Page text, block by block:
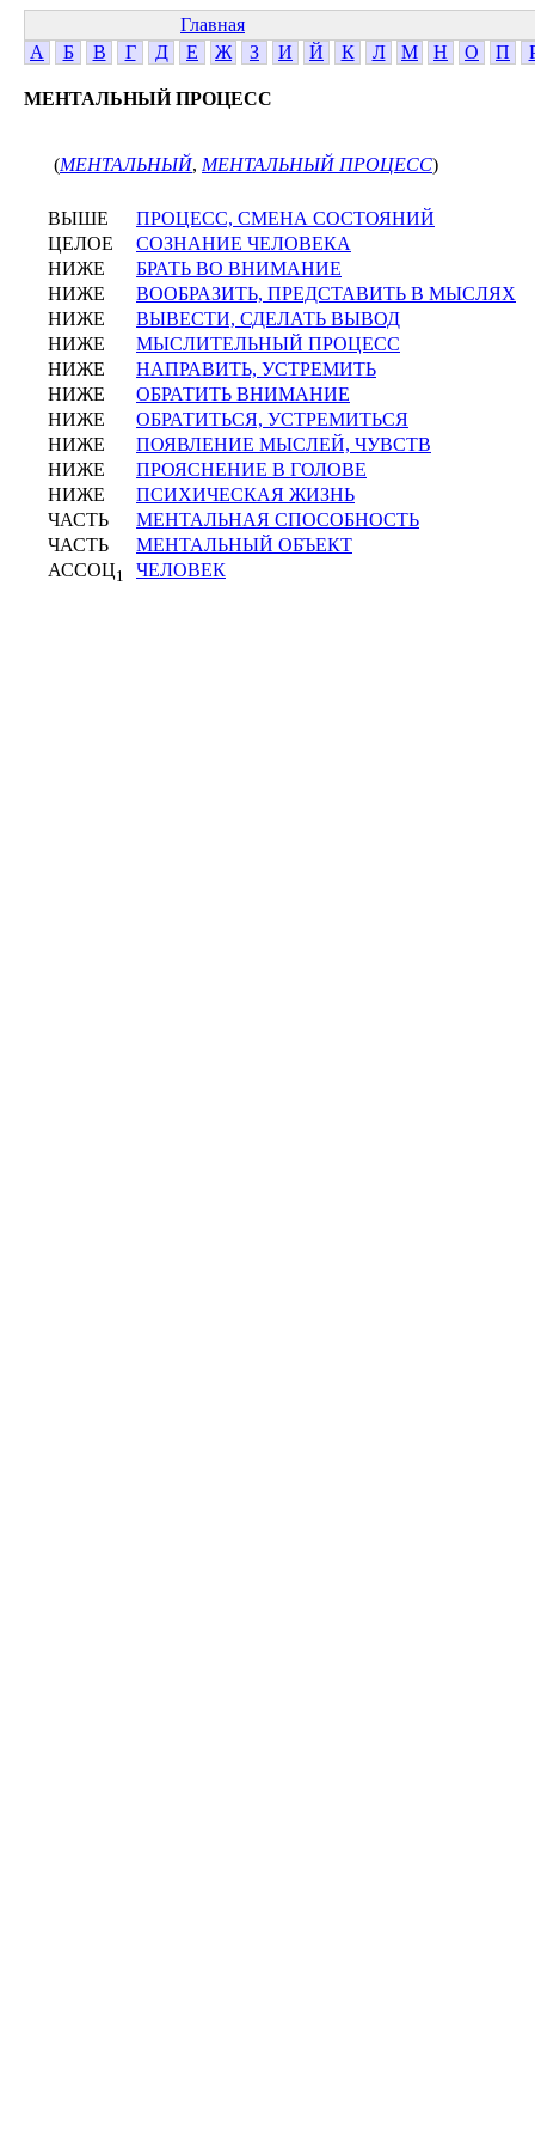
Главная
А
Б В Г Д Е Ж З И Й К Л М Н О П
МЕНТАЛЬНЫЙ ПРОЦЕСС
(МЕНТАЛЬНЫЙ, МЕНТАЛЬНЫЙ ПРОЦЕСС)
ВЫШЕ
ПРОЦЕСС, СМЕНА СОСТОЯНИЙ
ЦЕЛОЕ
СОЗНАНИЕ ЧЕЛОВЕКА
НИЖЕ
БРАТЬ ВО ВНИМАНИЕ
НИЖЕ
ВООБРАЗИТЬ, ПРЕДСТАВИТЬ В МЫСЛЯХ
НИЖЕ
ВЫВЕСТИ, СДЕЛАТЬ ВЫВОД
НИЖЕ
МЫСЛИТЕЛЬНЫЙ ПРОЦЕСС
НИЖЕ
НАПРАВИТЬ, УСТРЕМИТЬ
НИЖЕ
ОБРАТИТЬ ВНИМАНИЕ
НИЖЕ
ОБРАТИТЬСЯ, УСТРЕМИТЬСЯ
НИЖЕ
ПОЯВЛЕНИЕ МЫСЛЕЙ, ЧУВСТВ
НИЖЕ
ПРОЯСНЕНИЕ В ГОЛОВЕ
НИЖЕ
ПСИХИЧЕСКАЯ ЖИЗНЬ
ЧАСТЬ
МЕНТАЛЬНАЯ СПОСОБНОСТЬ
ЧАСТЬ
МЕНТАЛЬНЫЙ ОБЪЕКТ
АССОЦ1 ЧЕЛОВЕК